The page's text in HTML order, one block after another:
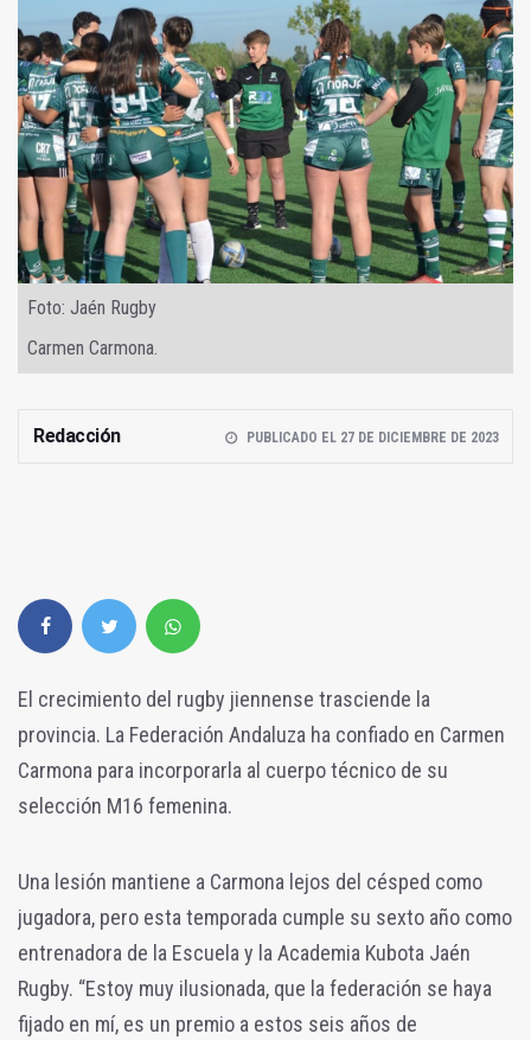
Foto: Jaén Rugby
Carmen Carmona.
Redacción PUBLICADO EL 27 DE DICIEMBRE DE 2023
El crecimiento del rugby jiennense trasciende la
provincia. La Federación Andaluza ha confiado en Carmen
Carmona para incorporarla al cuerpo técnico de su
selección M16 femenina.
Una lesión mantiene a Carmona lejos del césped como
jugadora, pero esta temporada cumple su sexto año como
entrenadora de la Escuela y la Academia Kubota Jaén
Rugby. “Estoy muy ilusionada, que la federación se haya
fijado en mí, es un premio a estos seis años de